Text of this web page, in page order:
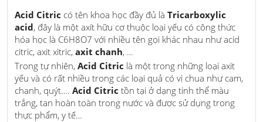
Acid Citric có tên khoa học đầy đủ là Tricarboxylic
acid, đây là một axít hữu cơ thuộc loại yếu có công thức
hóa học là C6H8O7 với nhiều tên gọi khác nhau như acid
citric, axit xitric, axit chanh, …
Trong tự nhiên, Acid Citric là một trong những loại axit
yếu và có rất nhiều trong các loại quả có vị chua như cam,
chanh, quýt…. Acid Citric tồn tại ở dạng tinh thể màu
trắng, tan hoàn toàn trong nước và được sử dụng trong
thực phẩm, y tế…